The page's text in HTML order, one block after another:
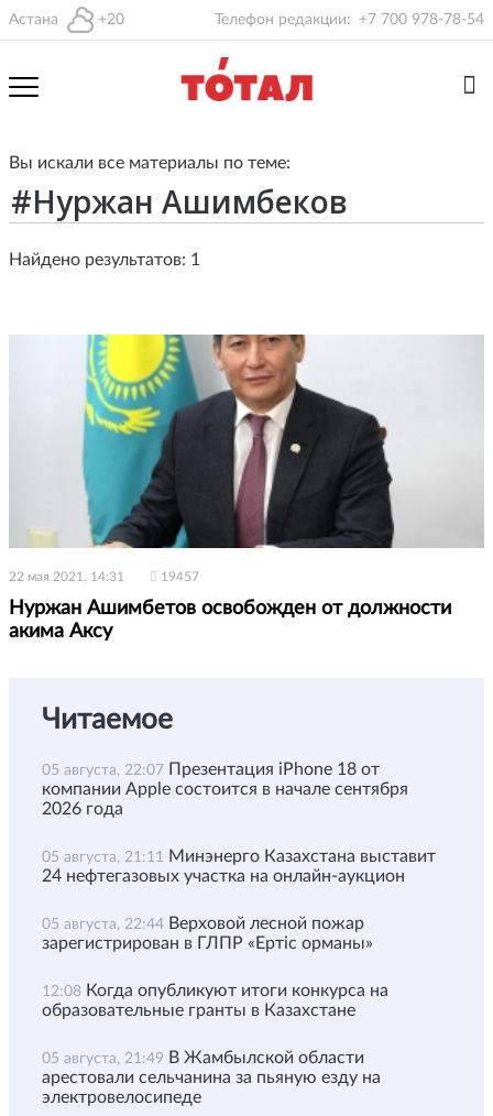
Астана +20 Телефон редакции: +7 700 978-78-54
Вы искали все материалы по теме:
Найдено результатов: 1
22 мая 2021, 14:31 19457
Нуржан Ашимбетов освобожден от должности
акима Аксу
Читаемое
05 августа, 22:07 Презентация iPhone 18 от
компании Apple состоится в начале сентября
2026 года
05 августа, 21:11 Минэнерго Казахстана выставит
24 нефтегазовых участка на онлайн-аукцион
05 августа, 22:44 Верховой лесной пожар
зарегистрирован в ГЛПР «Ертіс орманы»
12:08 Когда опубликуют итоги конкурса на
образовательные гранты в Казахстане
05 августа, 21:49 В Жамбылской области
арестовали сельчанина за пьяную езду на
электровелосипеде